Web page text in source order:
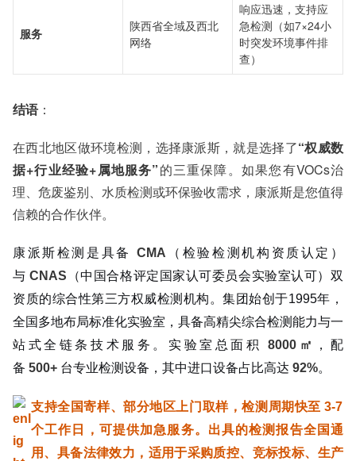
服务
陕西省全域及西北
网络
响应迅速，支持应
急检测（如7×24小
时突发环境事件排
查）
结语：
在西北地区做环境检测，选择康派斯，就是选择了“权威数
据+行业经验+属地服务”的三重保障。如果您有VOCs治
理、危废鉴别、水质检测或环保验收需求，康派斯是您值得
信赖的合作伙伴。
康派斯检测是具备 CMA （检验检测机构资质认定）
与CNAS （中国合格评定国家认可委员会实验室认可）双
资质的综合性第三方权威检测机构。集团始创于1995年，
全国多地布局标准化实验室，具备高精尖综合检测能力与一
站式全链条技术服务。实验室总面积8000㎡
，配
备 500+ 台专业检测设备，其中进口设备占比高达 92%。
支持全国寄样、部分地区上门取样，检测周期快至 3-7
个工作日，可提供加急服务。出具的检测报告全国通
用、具备法律效力，适用于采购质控、竞标投标、生产